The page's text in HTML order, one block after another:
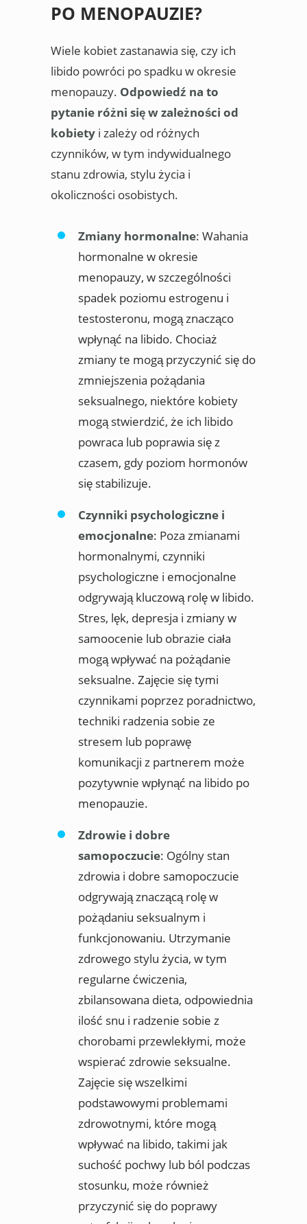
PO MENOPAUZIE?
Wiele kobiet zastanawia się, czy ich
libido powróci po spadku w okresie
menopauzy. Odpowiedź na to
pytanie różni się w zależności od
kobiety i zależy od różnych
czynników, w tym indywidualnego
stanu zdrowia, stylu życia i
okoliczności osobistych.
Zmiany hormonalne: Wahania
hormonalne w okresie
menopauzy, w szczególności
spadek poziomu estrogenu i
testosteronu, mogą znacząco
wpłynąć na libido. Chociaż
zmiany te mogą przyczynić się do
zmniejszenia pożądania
seksualnego, niektóre kobiety
mogą stwierdzić, że ich libido
powraca lub poprawia się z
czasem, gdy poziom hormonów
się stabilizuje.
Czynniki psychologiczne i
emocjonalne: Poza zmianami
hormonalnymi, czynniki
psychologiczne i emocjonalne
odgrywają kluczową rolę w libido.
Stres, lęk, depresja i zmiany w
samoocenie lub obrazie ciała
mogą wpływać na pożądanie
seksualne. Zajęcie się tymi
czynnikami poprzez poradnictwo,
techniki radzenia sobie ze
stresem lub poprawę
komunikacji z partnerem może
pozytywnie wpłynąć na libido po
menopauzie.
Zdrowie i dobre
samopoczucie: Ogólny stan
zdrowia i dobre samopoczucie
odgrywają znaczącą rolę w
pożądaniu seksualnym i
funkcjonowaniu. Utrzymanie
zdrowego stylu życia, w tym
regularne ćwiczenia,
zbilansowana dieta, odpowiednia
ilość snu i radzenie sobie z
chorobami przewlekłymi, może
wspierać zdrowie seksualne.
Zajęcie się wszelkimi
podstawowymi problemami
zdrowotnymi, które mogą
wpływać na libido, takimi jak
suchość pochwy lub ból podczas
stosunku, może również
przyczynić się do poprawy